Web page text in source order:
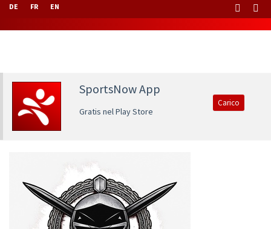
DE FR EN
SportsNow App
Gratis nel Play Store
Carico